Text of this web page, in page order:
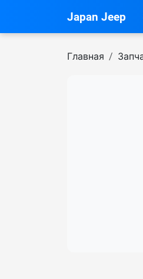
Japan Jeep
Главная